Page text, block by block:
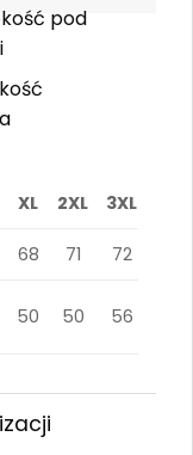
pod
XL 2XL 3XL
68 71 72
50 50 56